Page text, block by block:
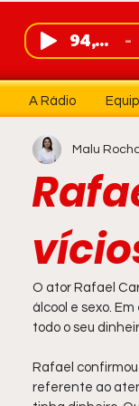
94,7 FM
A Rádio
Malu
O ator Rafael
álcool e sexo.
todo o seu
Rafael
referente ao